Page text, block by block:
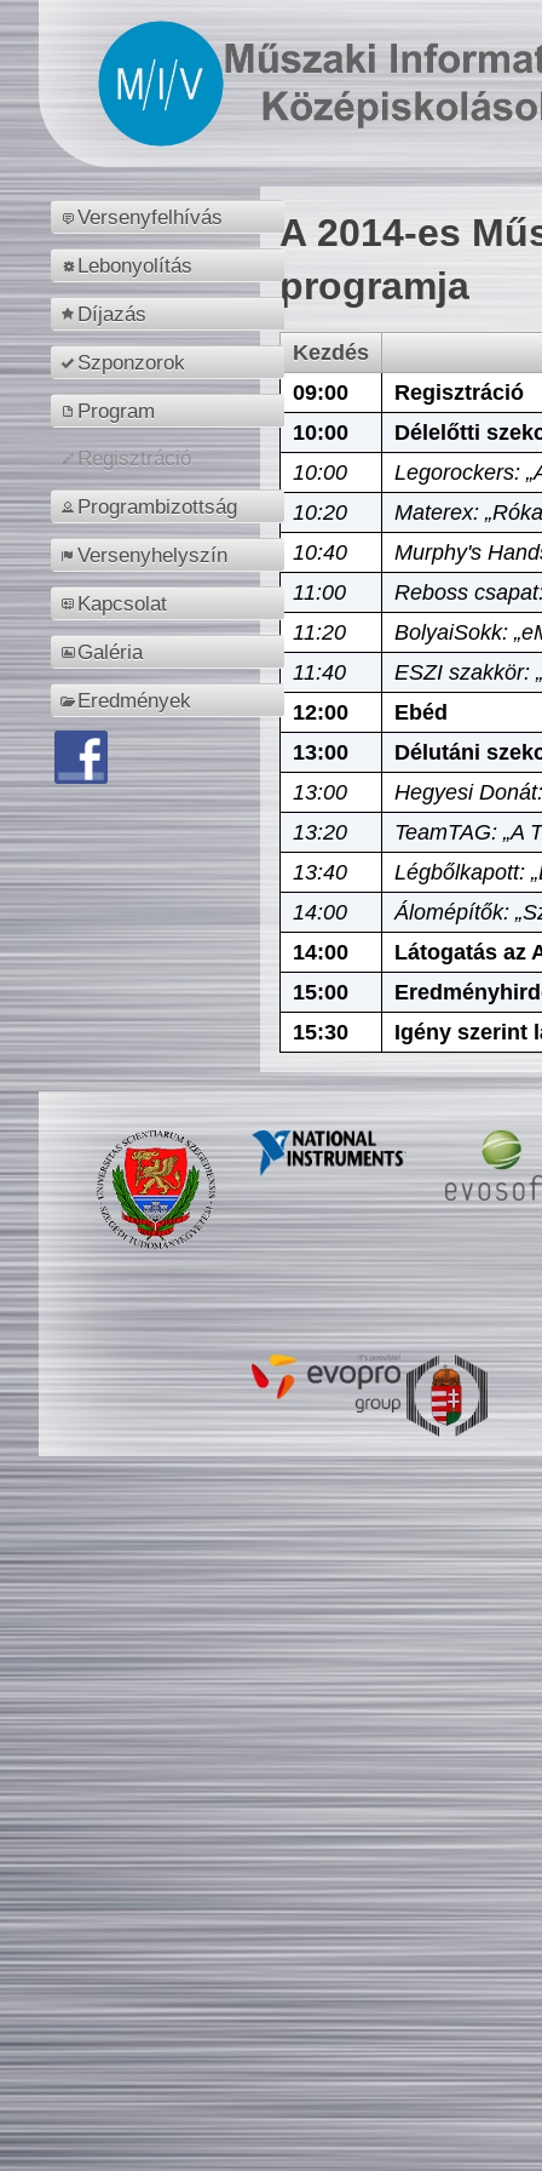
Versenyfelhívás
Lebonyolítás
Díjazás
Szponzorok
Program
Regisztráció
Programbizottság
Versenyhelyszín
Kapcsolat
Galéria
Eredmények
A 2014-es
programja
Kezdés
09:00
Regisztráció
10:00
Délelőtti
10:00
Legorockers:
10:20
Materex:
10:40
Murphy's
11:00
Reboss
11:20
BolyaiSokk:
11:40
ESZI szakkör:
12:00
Ebéd
13:00
Délutáni
13:00
Hegyesi
13:20
TeamTAG: „A
13:40
Légbőlkapott:
14:00
Álomépítők:
14:00
Látogatás az
15:00
15:30
Igény szerint